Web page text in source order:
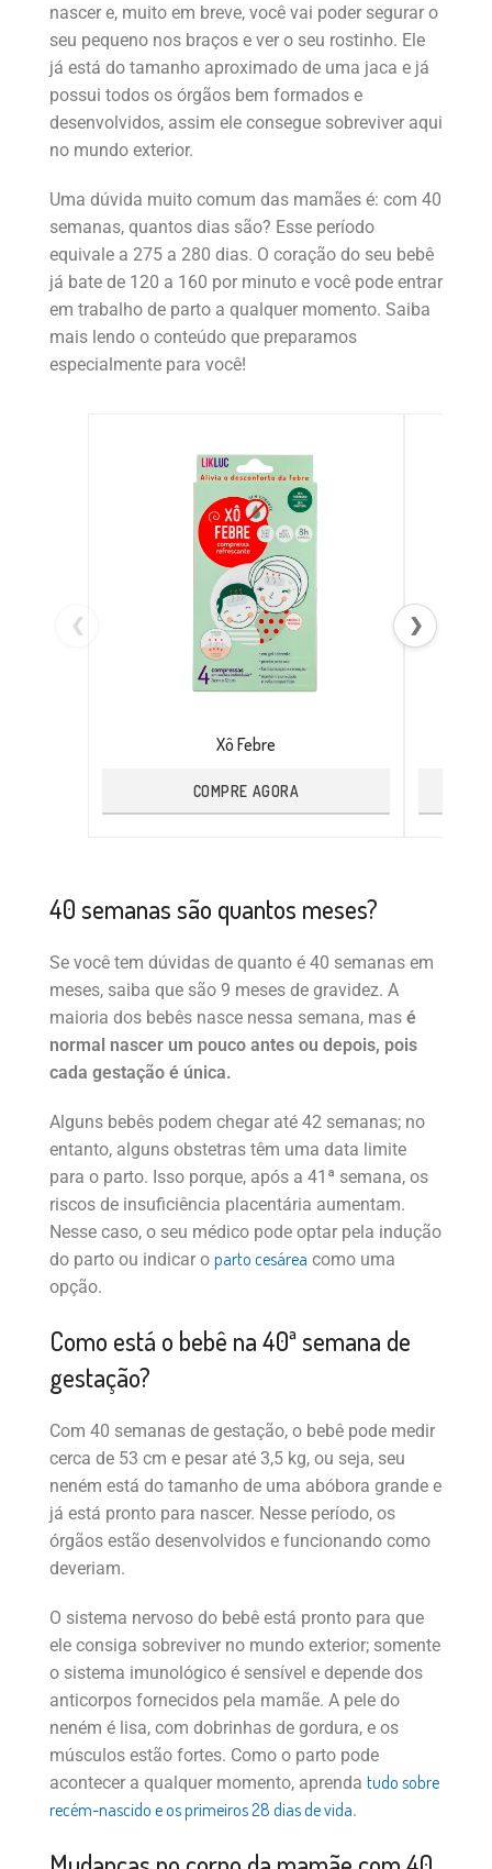
nascer e, muito em breve, você vai poder segurar o
seu pequeno nos braços e ver o seu rostinho. Ele
já está do tamanho aproximado de uma jaca e já
possui todos os órgãos bem formados e
desenvolvidos, assim ele consegue sobreviver aqui
no mundo exterior.
Uma dúvida muito comum das mamães é: com 40
semanas, quantos dias são? Esse período
equivale a 275 a 280 dias. O coração do seu bebê
já bate de 120 a 160 por minuto e você pode entrar
em trabalho de parto a qualquer momento. Saiba
mais lendo o conteúdo que preparamos
especialmente para você!
❮
Xô Febre
COMPRE AGORA
❯
40 semanas são quantos meses?
Se você tem dúvidas de quanto é 40 semanas em
meses, saiba que são 9 meses de gravidez. A
maioria dos bebês nasce nessa semana, mas é
normal nascer um pouco antes ou depois, pois
cada gestação é única.
Alguns bebês podem chegar até 42 semanas; no
entanto, alguns obstetras têm uma data limite
para o parto. Isso porque, após a 41ª semana, os
riscos de insuficiência placentária aumentam.
Nesse caso, o seu médico pode optar pela indução
do parto ou indicar o parto cesárea como uma
opção.
Como está o bebê na 40ª semana de
gestação?
Com 40 semanas de gestação, o bebê pode medir
cerca de 53 cm e pesar até 3,5 kg, ou seja, seu
neném está do tamanho de uma abóbora grande e
já está pronto para nascer. Nesse período, os
órgãos estão desenvolvidos e funcionando como
deveriam.
O sistema nervoso do bebê está pronto para que
ele consiga sobreviver no mundo exterior; somente
o sistema imunológico é sensível e depende dos
anticorpos fornecidos pela mamãe. A pele do
neném é lisa, com dobrinhas de gordura, e os
músculos estão fortes. Como o parto pode
acontecer a qualquer momento, aprenda tudo sobre
recém-nascido e os primeiros 28 dias de vida.